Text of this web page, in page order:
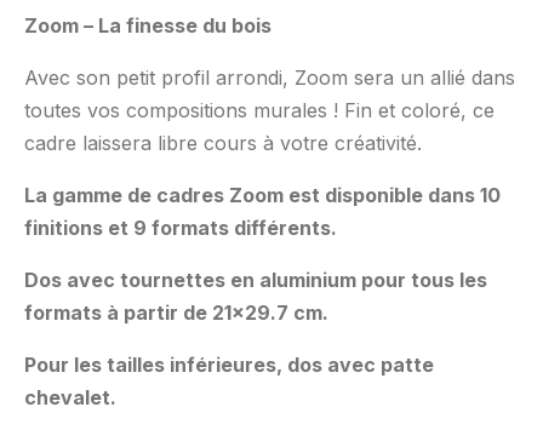
Zoom – La finesse du bois
Avec son petit profil arrondi, Zoom sera un allié dans
toutes vos compositions murales ! Fin et coloré, ce
cadre laissera libre cours à votre créativité.
La gamme de cadres Zoom est disponible dans 10
finitions et 9 formats différents.
Dos avec tournettes en aluminium pour tous les
formats à partir de 21×29.7 cm.
Pour les tailles inférieures, dos avec patte
chevalet.